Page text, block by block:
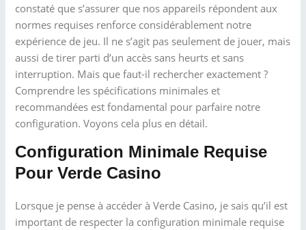
constaté que s’assurer que nos appareils répondent aux
normes requises renforce considérablement notre
expérience de jeu. Il ne s’agit pas seulement de jouer, mais
aussi de tirer parti d’un accès sans heurts et sans
interruption. Mais que faut-il rechercher exactement ?
Comprendre les spécifications minimales et
recommandées est fondamental pour parfaire notre
configuration. Voyons cela plus en détail.
Configuration Minimale Requise
Pour Verde Casino
Lorsque je pense à accéder à Verde Casino, je sais qu’il est
important de respecter la configuration minimale requise